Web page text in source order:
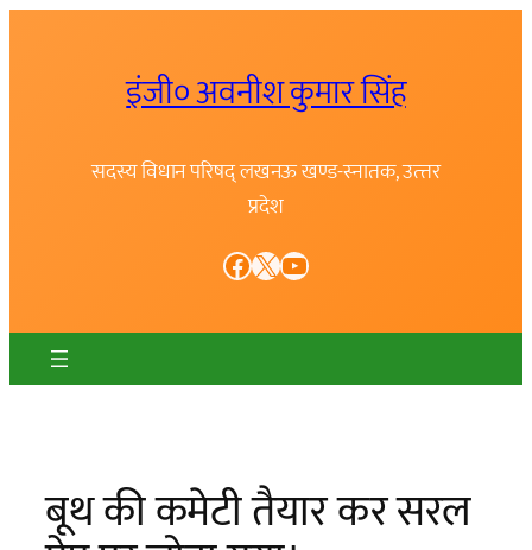
इंजी० अवनीश कुमार सिंह
सदस्य विधान परिषद् लखनऊ खण्ड-स्नातक, उत्त्तर
प्रदेश
Facebook X YouTube
बूथ की कमेटी तैयार कर सरल